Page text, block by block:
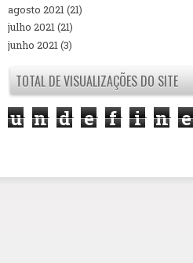
agosto 2021(21)
julho 2021(21)
junho 2021(3)
TOTAL DE VISUALIZAÇÕES DO SITE
u n d e f i n e